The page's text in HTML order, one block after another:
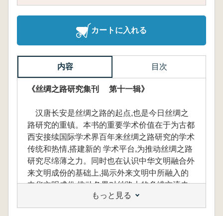
カートに入れる
内容 目次
《丝绸之路研究集刊 第十一辑》
汉唐长安是丝绸之路的起点,也是今日丝绸之
路研究的重镇。本书的重要学术价值在于为古都
西安接续国际学术界百年来丝绸之路研究的学术
传统和热情,搭建新的 学术平台,为推动丝绸之路
研究尽绵薄之力。同时也在认识中华文明融合外
来文明成份的基础上,揭示外来文明中所融入的
中华文明成份,推动各界对丝路上的多维交流史
形成更为客观的认识。
本书在丝绸之路历史文化研究相关领域,彰显
もっと見る